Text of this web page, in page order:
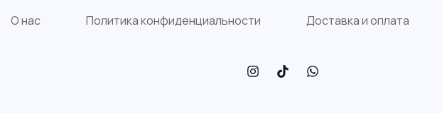
О нас Политика конфиденциальности Доставка и оплата